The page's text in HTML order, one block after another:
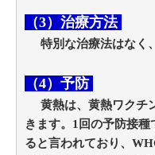
（3）治療方法
特別な治療法はなく
（4）予防
黄熱は、黄熱ワクチ
きます。1回の予防接
ると言われており、